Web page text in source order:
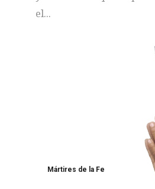
el...
Mártires de la Fe